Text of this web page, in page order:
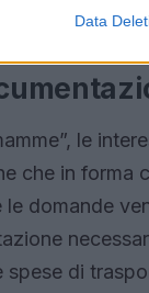
Data
le
che in forma
domande
di